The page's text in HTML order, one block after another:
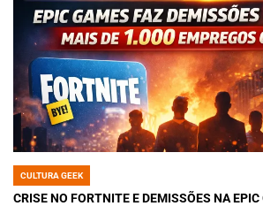
POSTED
IN
CULTURA GEEK
CRISE NO FORTNITE E DEMISSÕES NA